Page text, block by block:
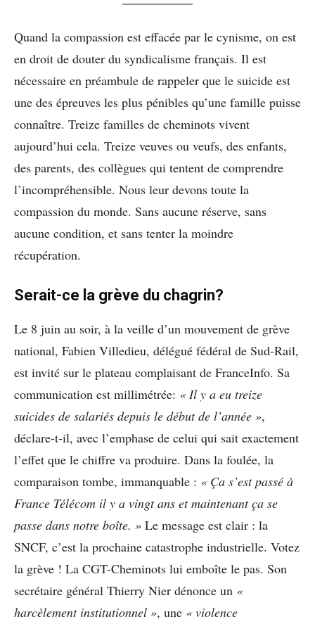
Quand la compassion est effacée par le cynisme, on est
en droit de douter du syndicalisme français. Il est
nécessaire en préambule de rappeler que le suicide est
une des épreuves les plus pénibles qu’une famille puisse
connaître. Treize familles de cheminots vivent
aujourd’hui cela. Treize veuves ou veufs, des enfants,
des parents, des collègues qui tentent de comprendre
l’incompréhensible. Nous leur devons toute la
compassion du monde. Sans aucune réserve, sans
aucune condition, et sans tenter la moindre
récupération.
Serait-ce la grève du chagrin?
Le 8 juin au soir, à la veille d’un mouvement de grève
national, Fabien Villedieu, délégué fédéral de Sud-Rail,
est invité sur le plateau complaisant de FranceInfo. Sa
communication est millimétrée: « Il y a eu treize
suicides de salariés depuis le début de l’année »,
déclare-t-il, avec l’emphase de celui qui sait exactement
l’effet que le chiffre va produire. Dans la foulée, la
comparaison tombe, immanquable : « Ça s’est passé à
France Télécom il y a vingt ans et maintenant ça se
passe dans notre boîte. » Le message est clair : la
SNCF, c’est la prochaine catastrophe industrielle. Votez
la grève ! La CGT-Cheminots lui emboîte le pas. Son
secrétaire général Thierry Nier dénonce un «
harcèlement institutionnel », une « violence